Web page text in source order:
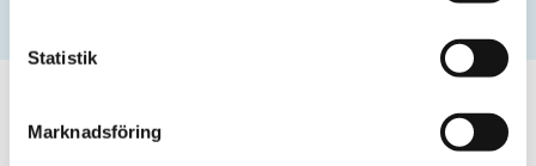
Statistik
Marknadsföring
25.06.2019 11:58